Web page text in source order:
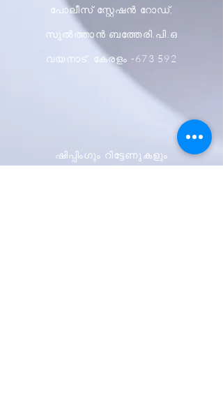
പോലീസ് സ്റ്റേഷൻ റോഡ്,
സുൽത്താൻ ബത്തേരി.പി.ഒ
വയനാട്, കേരളം -673 592
ഷിപ്പിംഗും റിട്ടേണുകളും